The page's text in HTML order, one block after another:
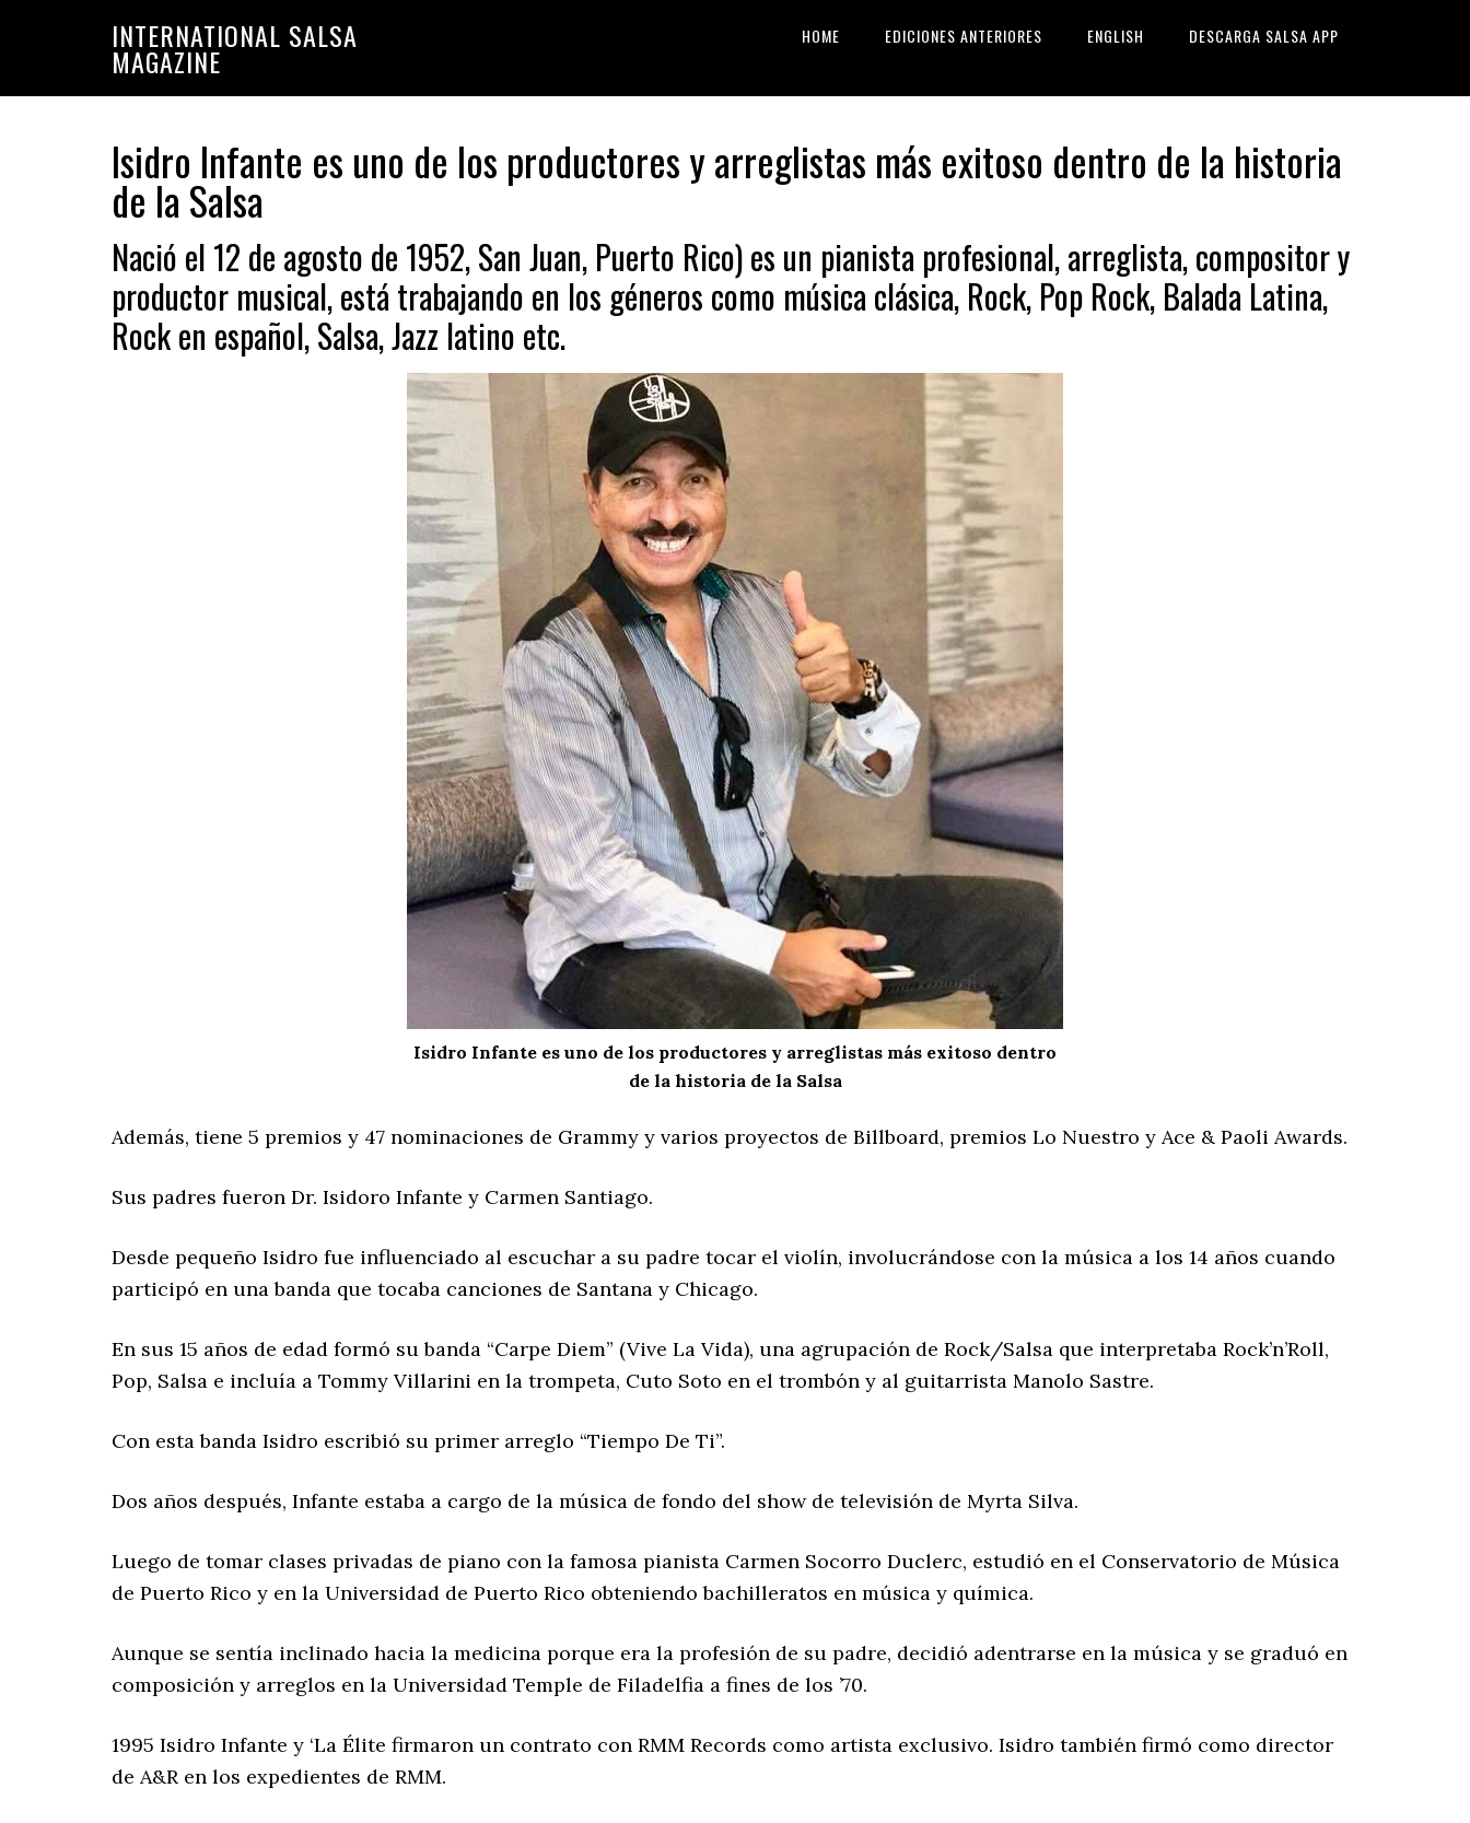
INTERNATIONAL SALSA
MAGAZINE
HOME EDICIONES ANTERIORES ENGLISH DESCARGA SALSA APP
Isidro Infante es uno de los productores y arreglistas más exitoso dentro de la historia
de la Salsa
Nació el 12 de agosto de 1952, San Juan, Puerto Rico) es un pianista profesional, arreglista, compositor y
productor musical, está trabajando en los géneros como música clásica, Rock, Pop Rock, Balada Latina,
Rock en español, Salsa, Jazz latino etc.
Isidro Infante es uno de los productores y arreglistas más exitoso dentro
de la historia de la Salsa
Además, tiene 5 premios y 47 nominaciones de Grammy y varios proyectos de Billboard, premios Lo Nuestro y Ace & Paoli Awards.
Sus padres fueron Dr. Isidoro Infante y Carmen Santiago.
Desde pequeño Isidro fue influenciado al escuchar a su padre tocar el violín, involucrándose con la música a los 14 años cuando
participó en una banda que tocaba canciones de Santana y Chicago.
En sus 15 años de edad formó su banda “Carpe Diem” (Vive La Vida), una agrupación de Rock/Salsa que interpretaba Rock’n’Roll,
Pop, Salsa e incluía a Tommy Villarini en la trompeta, Cuto Soto en el trombón y al guitarrista Manolo Sastre.
Con esta banda Isidro escribió su primer arreglo “Tiempo De Ti”.
Dos años después, Infante estaba a cargo de la música de fondo del show de televisión de Myrta Silva.
Luego de tomar clases privadas de piano con la famosa pianista Carmen Socorro Duclerc, estudió en el Conservatorio de Música
de Puerto Rico y en la Universidad de Puerto Rico obteniendo bachilleratos en música y química.
Aunque se sentía inclinado hacia la medicina porque era la profesión de su padre, decidió adentrarse en la música y se graduó en
composición y arreglos en la Universidad Temple de Filadelfia a fines de los ’70.
1995 Isidro Infante y ‘La Élite firmaron un contrato con RMM Records como artista exclusivo. Isidro también firmó como director
de A&R en los expedientes de RMM.